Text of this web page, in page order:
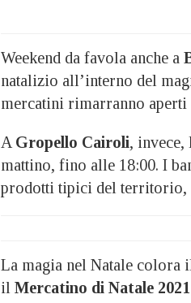
Weekend da favola anche a
natalizio all’interno del
mercatini rimarranno aperti
A Gropello Cairoli, invece,
mattino, fino alle 18:00. I
prodotti tipici del territorio,
La magia nel Natale colora
il Mercatino di Natale